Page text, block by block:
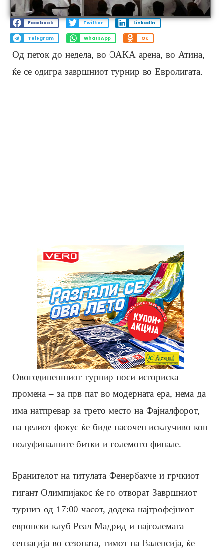
Facebook Twitter LinkedIn
Telegram WhatsApp OK
Од петок до недела, во ОАКА арена, во Атина,
ќе се одигра завршниот турнир во Евролигата.
Овогодинешниот турнир носи историска
промена – за прв пат во модерната ера, нема да
има натпревар за трето место на Фајналфорот,
па целиот фокус ќе биде насочен исклучиво кон
полуфиналните битки и големото финале.
Бранителот на титулата Фенербахче и грчкиот
гигант Олимпијакос ќе го отворат Завршниот
турнир од 17:00 часот, додека најтрофејниот
европски клуб Реал Мадрид и најголемата
сензација во сезоната, тимот на Валенсија, ќе